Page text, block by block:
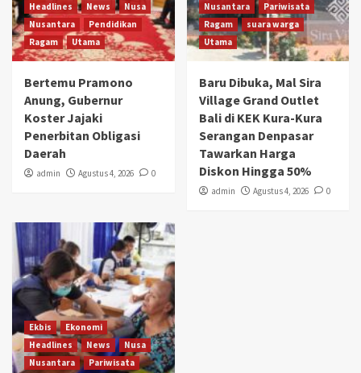
Headlines
News
Nusa
Nusantara
Pendidikan
Ragam
Utama
Bertemu Pramono
Anung, Gubernur
Koster Jajaki
Penerbitan Obligasi
Daerah
admin Agustus 4, 2026 0
Nusantara
Pariwisata
Ragam
suara warga
Utama
Baru Dibuka, Mal Sira
Village Grand Outlet
Bali di KEK Kura-Kura
Serangan Denpasar
Tawarkan Harga
Diskon Hingga 50%
admin Agustus 4, 2026 0
Ekbis
Ekonomi
Headlines
News
Nusa
Nusantara
Pariwisata